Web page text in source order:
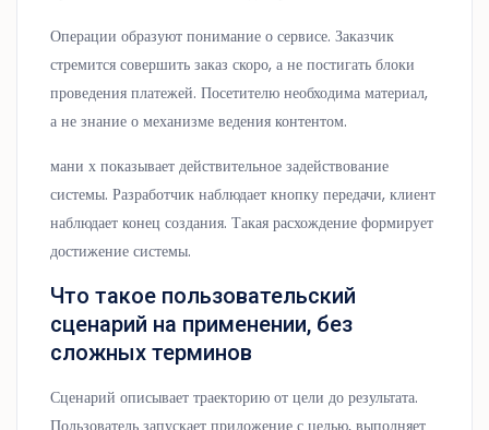
Операции образуют понимание о сервисе. Заказчик
стремится совершить заказ скоро, а не постигать блоки
проведения платежей. Посетителю необходима материал,
а не знание о механизме ведения контентом.
мани х показывает действительное задействование
системы. Разработчик наблюдает кнопку передачи, клиент
наблюдает конец создания. Такая расхождение формирует
достижение системы.
Что такое пользовательский
сценарий на применении, без
сложных терминов
Сценарий описывает траекторию от цели до результата.